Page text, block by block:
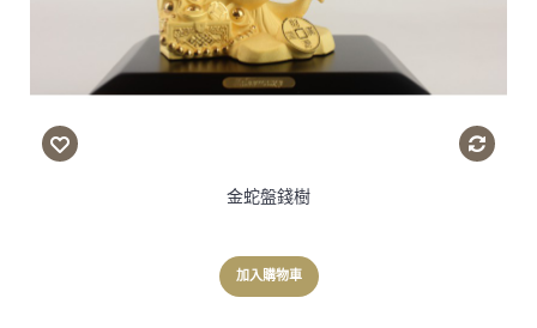
金蛇盤錢樹
加入購物車